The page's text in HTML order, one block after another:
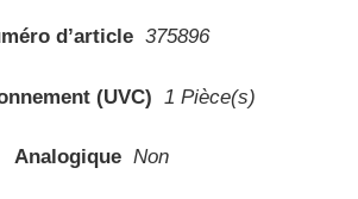
d’article 375896
(UVC) 1 Pièce(s)
Analogique Non